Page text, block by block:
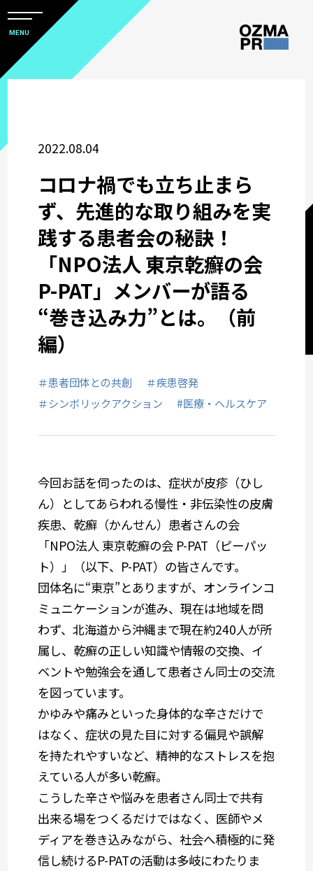
本
文
へ
マ
ピ
ア
ー
ル
メ
ニ
ュ
ー
開
MENU
2022.08.04
コロナ禍でも立ち止まら
ず、先進的な取り組みを実
践する患者会の秘訣！
「NPO法人 東京乾癬の会
P-PAT」メンバーが語る
“巻き込み力”とは。（前
編）
＃患者団体との共創
＃疾患啓発
＃シンボリックアクション
#医療・ヘルスケア
今回お話を伺ったのは、症状が皮疹（ひし
ん）としてあらわれる慢性・非伝染性の皮膚
疾患、乾癬（かんせん）患者さんの会
「NPO法人 東京乾癬の会 P-PAT（ピーパッ
ト）」（以下、P-PAT）の皆さんです。
団体名に“東京”とありますが、オンラインコ
ミュニケーションが進み、現在は地域を問
わず、北海道から沖縄まで現在約240人が所
属し、乾癬の正しい知識や情報の交換、イ
ベントや勉強会を通して患者さん同士の交流
を図っています。
かゆみや痛みといった身体的な辛さだけで
はなく、症状の見た目に対する偏見や誤解
を持たれやすいなど、精神的なストレスを抱
えている人が多い乾癬。
こうした辛さや悩みを患者さん同士で共有
出来る場をつくるだけではなく、医師やメ
ディアを巻き込みながら、社会へ積極的に発
信し続けるP-PATの活動は多岐にわたりま
アワード
ウズ研
サステナビリティコミュニケーション
関西オフィス
セミナーレポート
社会デザイン発想